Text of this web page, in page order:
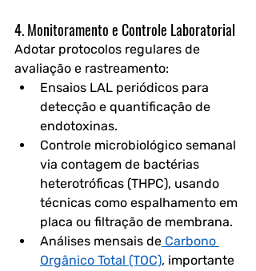
4. Monitoramento e Controle Laboratorial
Adotar protocolos regulares de
avaliação e rastreamento:
Ensaios LAL periódicos para
detecção e quantificação de
endotoxinas.
Controle microbiológico semanal
via contagem de bactérias
heterotróficas (THPC), usando
técnicas como espalhamento em
placa ou filtração de membrana.
Análises mensais de Carbono
Orgânico Total (TOC), importante